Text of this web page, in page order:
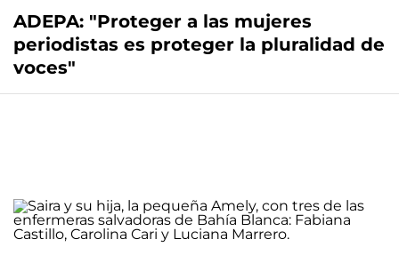
ADEPA: "Proteger a las mujeres
periodistas es proteger la pluralidad de
voces"